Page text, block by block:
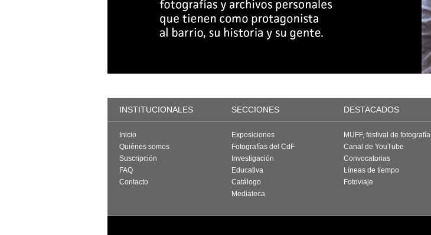
INSTITUCIONALES SECCIONES DESTACADOS
Inicio
Quiénes somos
Suscripción
FAQ
Contacto
Exposiciones
Fotografías del CdF
Investigación
Educativa
Catálogo
Mediateca
MUFF, festival de fotografía
Canal de YouTube
Convocatorias
Líneas de tiempo
Fotoviaje